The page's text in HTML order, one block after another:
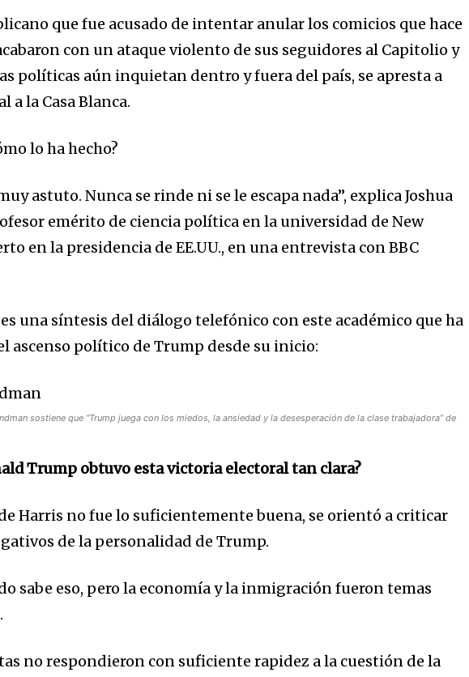
que fue acusado de intentar anular los comicios que hace
con un ataque violento de sus seguidores al Capitolio y
políticas aún inquietan dentro y fuera del país, se apresta a
a la Casa Blanca.
lo ha hecho?
astuto. Nunca se rinde ni se le escapa nada”, explica Joshua
emérito de ciencia política en la universidad de New
en la presidencia de EE.UU., en una entrevista con BBC
una síntesis del diálogo telefónico con este académico que ha
ascenso político de Trump desde su inicio:
sostiene que “Trump juega con los miedos, la ansiedad y la desesperación de la clase trabajadora” de
Trump obtuvo esta victoria electoral tan clara?
Harris no fue lo suficientemente buena, se orientó a criticar
de la personalidad de Trump.
sabe eso, pero la economía y la inmigración fueron temas
no respondieron con suficiente rapidez a la cuestión de la